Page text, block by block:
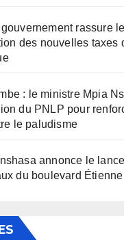
rassure
des nouvelles taxes
: le ministre Mpia
du PNLP pour
le paludisme
annonce le
du boulevard